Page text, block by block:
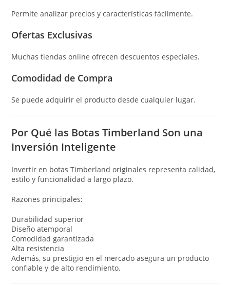
Permite analizar precios y características fácilmente.
Ofertas Exclusivas
Muchas tiendas online ofrecen descuentos especiales.
Comodidad de Compra
Se puede adquirir el producto desde cualquier lugar.
Por Qué las Botas Timberland Son una
Inversión Inteligente
Invertir en botas Timberland originales representa calidad,
estilo y funcionalidad a largo plazo.
Razones principales:
Durabilidad superior
Diseño atemporal
Comodidad garantizada
Alta resistencia
Además, su prestigio en el mercado asegura un producto
confiable y de alto rendimiento.